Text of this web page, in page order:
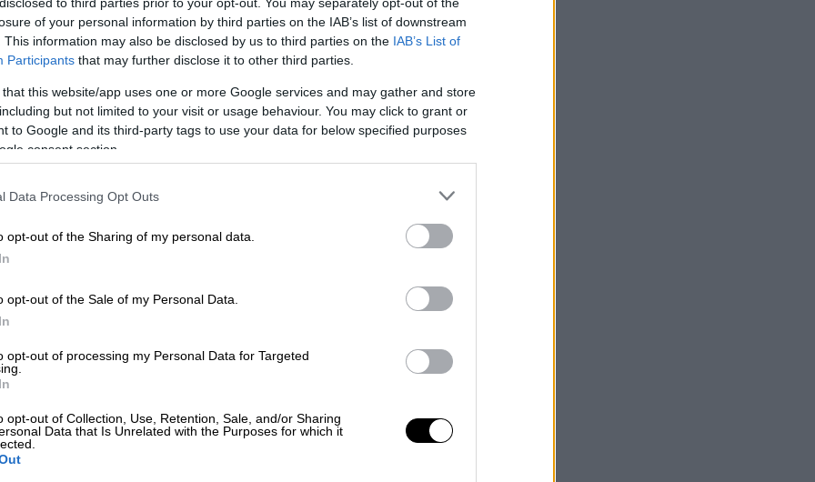
to third parties prior to your opt-out. You may separately opt-out of the
of your personal information by third parties on the IAB’s list of downstream
This information may also be disclosed by us to third parties on the IAB’s List of
Participants that may further disclose it to other third parties.
that this website/app uses one or more Google services and may gather and store
but not limited to your visit or usage behaviour. You may click to grant or
to Google and its third-party tags to use your data for below specified purposes
consent section.
Data Processing Opt Outs
opt-out of the Sharing of my personal data.
opt-out of the Sale of my Personal Data.
opt-out of processing my Personal Data for Targeted
opt-out of Collection, Use, Retention, Sale, and/or Sharing
Data that Is Unrelated with the Purposes for which it
θυρών τιμωρήθηκε η
2 των τελικών της Stoiximan GBL